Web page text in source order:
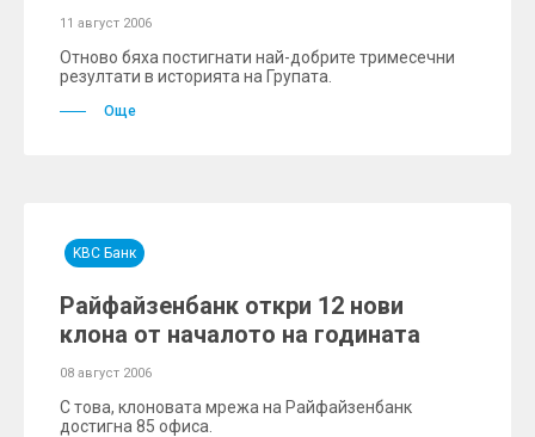
11 август 2006
Отново бяха постигнати най-добрите тримесечни
резултати в историята на Групата.
Още
KBC Банк
Райфайзенбанк откри 12 нови
клона от началото на годината
08 август 2006
С това, клоновата мрежа на Райфайзенбанк
достигна 85 офиса.